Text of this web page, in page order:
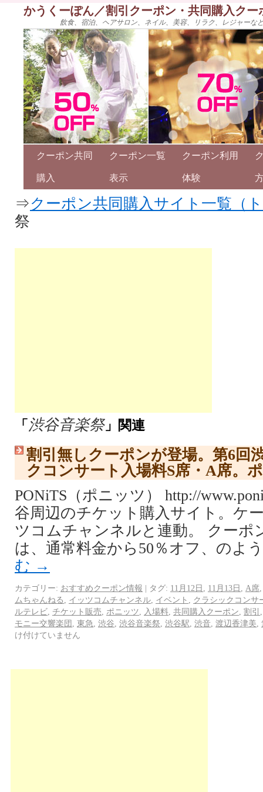
かうくーぽん／割引クーポン・共同購入ク
飲食、宿泊、ヘアサロン、ネイル、美容、リラク、レジャー
クーポン共同
購入
クーポン一覧
表示
クーポン利用
体験
⇒クーポン共同購入サイト一覧（
祭
「 渋谷音楽祭」関連
割引無しクーポンが登場。第6回
クコンサート入場料S席・A席。
PONiTS（ポニッツ） http://
谷周辺のチケット購入サイト。ケ
ツコムチャンネルと連動。 クーポ
は、通常料金から50％オフ、のよ
む →
カテゴリー: おすすめクーポン情報 | タグ: 11月12日 11月13日 A席
ムちゃんねる
イッツコムチャンネル イベント
クラシックコンサ
ルテレビ チケット販売 ポニッツ 入場料 共同購入クーポン 割引
モニー交響楽団
東急 渋谷 渋谷音楽祭 渋谷駅 渋音 渡辺香津美
け付けていません